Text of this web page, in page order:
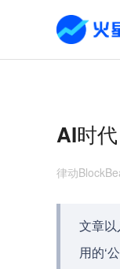
AI时
律动
文章
用的‘